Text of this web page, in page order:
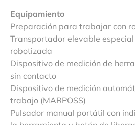
Equipamiento
Preparación para trabajar con
Transportador elevable
robotizada
Dispositivo de medición de
sin contacto
Dispositivo de medición
trabajo (MARPOSS)
Pulsador manual portátil con